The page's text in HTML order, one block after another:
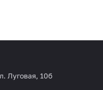
Луговая, 10б